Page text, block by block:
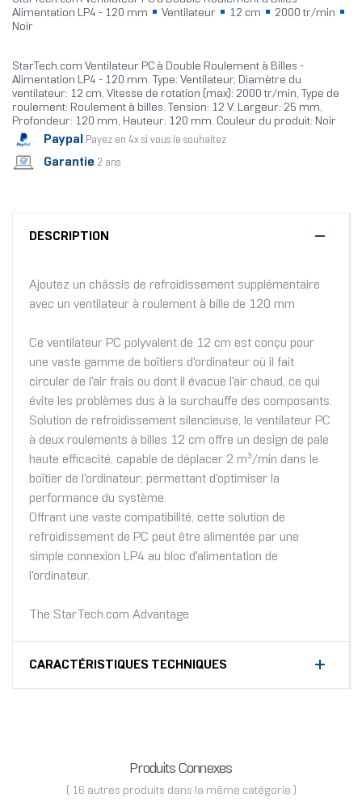
Alimentation LP4 - 120 mm
Ventilateur 12 cm
2000 tr/min
Noir
StarTech.com Ventilateur PC à Double Roulement à Billes -
Alimentation LP4 - 120 mm. Type: Ventilateur, Diamètre du
ventilateur: 12 cm, Vitesse de rotation (max): 2000 tr/min, Type de
roulement: Roulement à billes. Tension: 12 V. Largeur: 25 mm,
Profondeur: 120 mm, Hauteur: 120 mm. Couleur du produit: Noir
Paypal Payez en 4x si vous le souhaitez
Garantie 2 ans
DESCRIPTION
Ajoutez un châssis de refroidissement supplémentaire
avec un ventilateur à roulement à bille de 120 mm
Ce ventilateur PC polyvalent de 12 cm est conçu pour
une vaste gamme de boîtiers d'ordinateur où il fait
circuler de l'air frais ou dont il évacue l'air chaud, ce qui
évite les problèmes dus à la surchauffe des composants.
Solution de refroidissement silencieuse, le ventilateur PC
à deux roulements à billes 12 cm offre un design de pale
haute efficacité, capable de déplacer 2 m³/min dans le
boîtier de l'ordinateur; permettant d'optimiser la
performance du système.
Offrant une vaste compatibilité, cette solution de
refroidissement de PC peut être alimentée par une
simple connexion LP4 au bloc d'alimentation de
l'ordinateur.
The StarTech.com Advantage
CARACTÉRISTIQUES TECHNIQUES
Produits Connexes
( 16 autres produits dans la même catégorie )